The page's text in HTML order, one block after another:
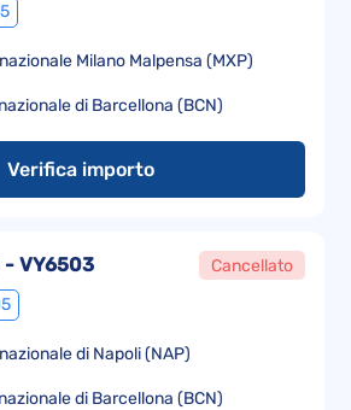
Milano Malpensa (MXP)
di Barcellona (BCN)
Verifica importo
- VY6503 Cancellato
di Napoli (NAP)
di Barcellona (BCN)